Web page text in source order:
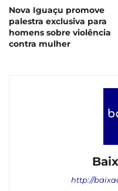
Nova Iguaçu promove
palestra exclusiva para
homens sobre violência
contra mulher
http://